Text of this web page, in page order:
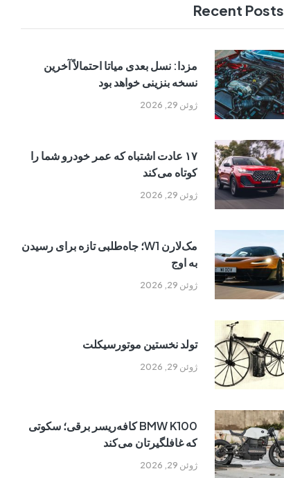
Recent Posts
ژوئن 29, 2026
مزدا: نسل بعدی میاتا احتمالاً آخرین
نسخه بنزینی خواهد بود
ژوئن 29, 2026
۱۷ عادت اشتباه که عمر خودرو شما را
کوتاه می‌کند
ژوئن 29, 2026
مک‌لارن W1؛ جاه‌طلبی تازه برای رسیدن
به اوج
ژوئن 29, 2026
تولد نخستین موتورسیکلت
ژوئن 29, 2026
BMW K100 کافه‌ریسر برقی؛ سکوتی
که غافلگیرتان می‌کند